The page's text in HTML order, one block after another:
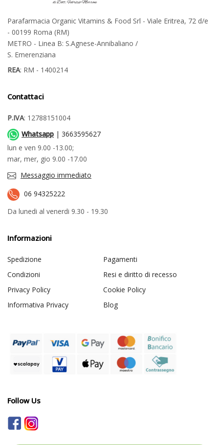
Parafarmacia Organic Vitamins & Food Srl - Viale Eritrea, 72 d/e
- 00199 Roma (RM)
METRO - Linea B: S.Agnese-Annibaliano /
S. Emerenziana
REA: RM - 1400214
Contattaci
P.IVA: 12788151004
Whatsapp | 3663595627
lun e ven 9.00 -13.00;
mar, mer, gio 9.00 -17.00
Messaggio immediato
06 94325222
Da lunedi al venerdi 9.30 - 19.30
Informazioni
Spedizione
Pagamenti
Condizioni
Resi e diritto di recesso
Privacy Policy
Cookie Policy
Informativa Privacy
Blog
Follow Us